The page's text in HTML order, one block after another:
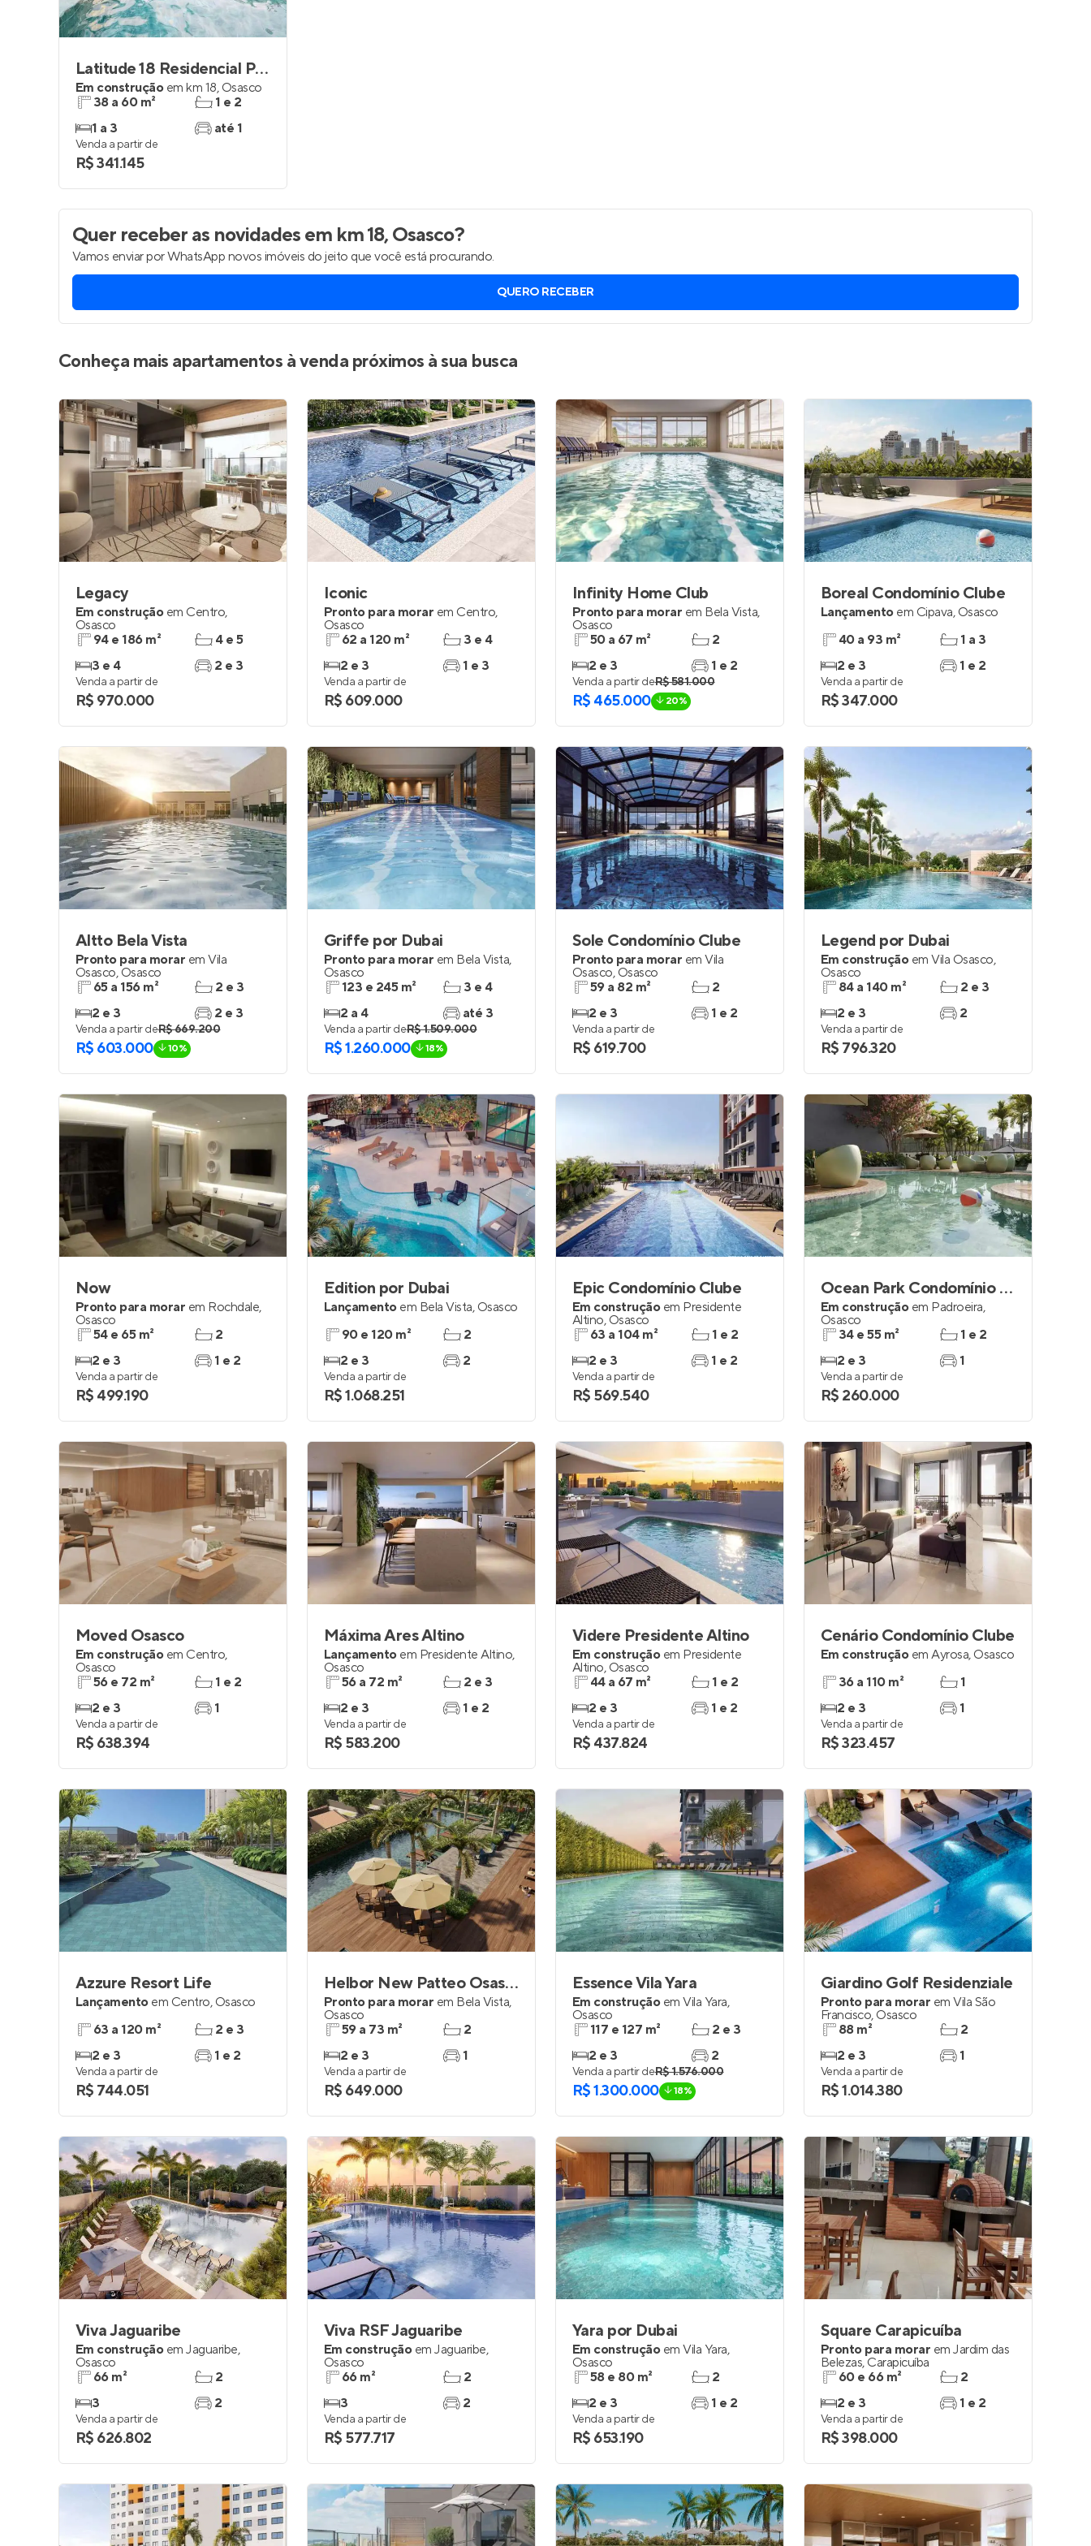
Latitude 18 Residencial Prime
Em construção em km 18, Osasco
38 a 60 m²
1 a 3
1 e 2
até 1
Venda a partir de
R$ 341.145
Quer receber as novidadesem km 18, Osasco?
Vamos enviar por WhatsApp novos imóveis do jeito que você está procurando.
QUERO RECEBER
Conheça mais apartamentos à venda próximos à sua busca
Legacy
Em construção em Centro,
Osasco
94 e 186 m²
3 e 4
4 e 5
2 e 3
Venda a partir de
R$ 970.000
Iconic
Pronto para morar em Centro,
Osasco
62 a 120 m²
2 e 3
3 e 4
1 e 3
Venda a partir de
R$ 609.000
Infinity Home Club
Pronto para morar em Bela Vista,
Osasco
50 a 67 m²
2 e 3
2
1 e 2
Venda a partir deR$ 581.000
R$ 465.000 20%
Boreal Condomínio Clube
Lançamento em Cipava, Osasco
40 a 93 m²
2 e 3
1 a 3
1 e 2
Venda a partir de
R$ 347.000
Altto Bela Vista
Pronto para morar em Vila
Osasco, Osasco
65 a 156 m²
2 e 3
2 e 3
2 e 3
Venda a partir deR$ 669.200
R$ 603.000 10%
Griffe por Dubai
Pronto para morar em Bela Vista,
Osasco
123 e 245 m²
2 a 4
3 e 4
até 3
Venda a partir deR$ 1.509.000
R$ 1.260.000 18%
Sole Condomínio Clube
Pronto para morar em Vila
Osasco, Osasco
59 a 82 m²
2 e 3
2
1 e 2
Venda a partir de
R$ 619.700
Legend por Dubai
Em construção em Vila Osasco,
Osasco
84 a 140 m²
2 e 3
2 e 3
2
Venda a partir de
R$ 796.320
Now
Pronto para morar em Rochdale,
Osasco
54 e 65 m²
2 e 3
2
1 e 2
Venda a partir de
R$ 499.190
Edition por Dubai
Lançamento em Bela Vista, Osasco
90 e 120 m²
2 e 3
2
2
Venda a partir de
R$ 1.068.251
Epic Condomínio Clube
Em construção em Presidente
Altino, Osasco
63 a 104 m²
2 e 3
1 e 2
1 e 2
Venda a partir de
R$ 569.540
Ocean Park Condomínio Clube
Em construção em Padroeira,
Osasco
34 e 55 m²
2 e 3
1 e 2
1
Venda a partir de
R$ 260.000
Moved Osasco
Em construção em Centro,
Osasco
56 e 72 m²
2 e 3
1 e 2
1
Venda a partir de
R$ 638.394
Máxima Ares Altino
Lançamento em Presidente Altino,
Osasco
56 a 72 m²
2 e 3
2 e 3
1 e 2
Venda a partir de
R$ 583.200
Videre Presidente Altino
Em construção em Presidente
Altino, Osasco
44 a 67 m²
2 e 3
1 e 2
1 e 2
Venda a partir de
R$ 437.824
Cenário Condomínio Clube
Em construção em Ayrosa, Osasco
36 a 110 m²
2 e 3
1
1
Venda a partir de
R$ 323.457
Azzure Resort Life
Lançamento em Centro, Osasco
63 a 120 m²
2 e 3
2 e 3
1 e 2
Venda a partir de
R$ 744.051
Helbor New Patteo Osasco
Pronto para morar em Bela Vista,
Osasco
59 a 73 m²
2 e 3
2
1
Venda a partir de
R$ 649.000
Essence Vila Yara
Em construção em Vila Yara,
Osasco
117 e 127 m²
2 e 3
2 e 3
2
Venda a partir deR$ 1.576.000
R$ 1.300.000 18%
Giardino Golf Residenziale
Pronto para morar em Vila São
Francisco, Osasco
88 m²
2 e 3
2
1
Venda a partir de
R$ 1.014.380
Viva Jaguaribe
Em construção em Jaguaribe,
Osasco
66 m²
3
2
2
Venda a partir de
R$ 626.802
Viva RSF Jaguaribe
Em construção em Jaguaribe,
Osasco
66 m²
3
2
2
Venda a partir de
R$ 577.717
Yara por Dubai
Em construção em Vila Yara,
Osasco
58 e 80 m²
2 e 3
2
1 e 2
Venda a partir de
R$ 653.190
Square Carapicuíba
Pronto para morar em Jardim das
Belezas, Carapicuíba
60 e 66 m²
2 e 3
2
1 e 2
Venda a partir de
R$ 398.000